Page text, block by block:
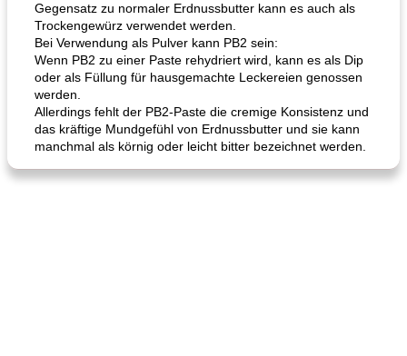
Karamell-Brownie-Kuchen Cilantro-Curry-Hühnersalat
Gegensatz zu normaler Erdnussbutter kann es auch als
Trockengewürz verwendet werden.
Bei Verwendung als Pulver kann PB2 sein:
Wenn PB2 zu einer Paste rehydriert wird, kann es als Dip
oder als Füllung für hausgemachte Leckereien genossen
werden.
Allerdings fehlt der PB2-Paste die cremige Konsistenz und
das kräftige Mundgefühl von Erdnussbutter und sie kann
manchmal als körnig oder leicht bitter bezeichnet werden.